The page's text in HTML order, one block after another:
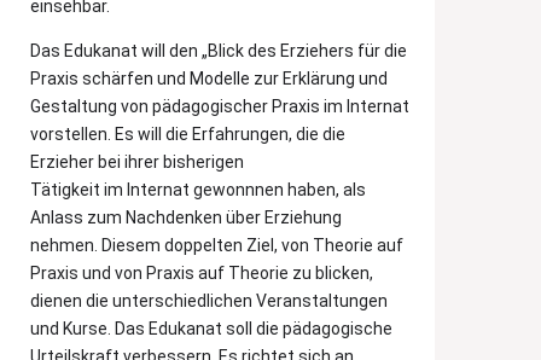
einsehbar.
Das Edukanat will den „Blick des Erziehers für die
Praxis schärfen und Modelle zur Erklärung und
Gestaltung von pädagogischer Praxis im Internat
vorstellen. Es will die Erfahrungen, die die
Erzieher bei ihrer bisherigen
Tätigkeit im Internat gewonnnen haben, als
Anlass zum Nachdenken über Erziehung
nehmen. Diesem doppelten Ziel, von Theorie auf
Praxis und von Praxis auf Theorie zu blicken,
dienen die unterschiedlichen Veranstaltungen
und Kurse. Das Edukanat soll die pädagogische